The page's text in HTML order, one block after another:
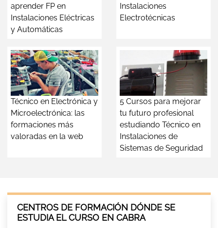
aprender FP en
Instalaciones Eléctricas
y Automáticas
Instalaciones
Electrotécnicas
Técnico en Electrónica y
Microelectrónica: las
formaciones más
valoradas en la web
5 Cursos para mejorar
tu futuro profesional
estudiando Técnico en
Instalaciones de
Sistemas de Seguridad
CENTROS DE FORMACIÓN DÓNDE SE
ESTUDIA EL CURSO EN CABRA